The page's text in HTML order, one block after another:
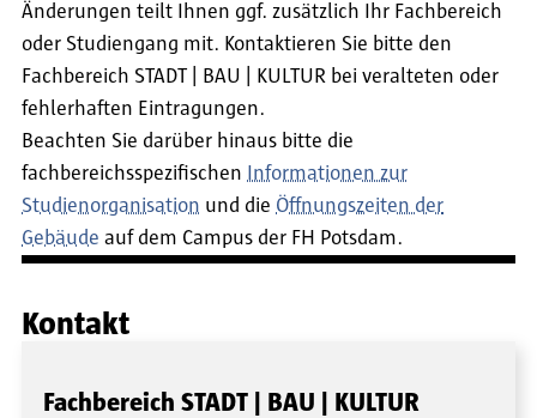
Änderungen teilt Ihnen ggf. zusätzlich Ihr Fachbereich
oder Studiengang mit. Kontaktieren Sie bitte den
Fachbereich STADT | BAU | KULTUR bei veralteten oder
fehlerhaften Eintragungen.
Beachten Sie darüber hinaus bitte die
fachbereichsspezifischen
Informationen zur
Studienorganisation und die Öffnungszeiten der
Gebäude auf dem Campus der FH Potsdam.
Kontakt
Fachbereich STADT | BAU | KULTUR